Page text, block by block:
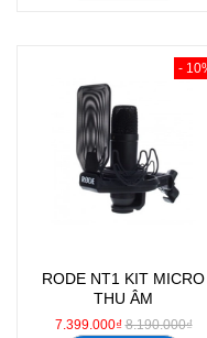
-
RODE NT1 KIT MICRO
THU ÂM
7.399.000₫8.190.000₫